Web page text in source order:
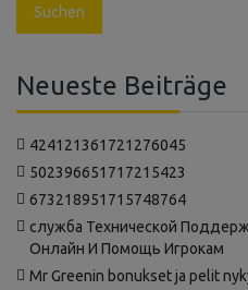
Neueste Beiträge
424121361721276045
502396651717215423
673218951715748764
‍служба Технической
Онлайн И Помощь Игрокам
Mr Greenin bonukset ja pelit